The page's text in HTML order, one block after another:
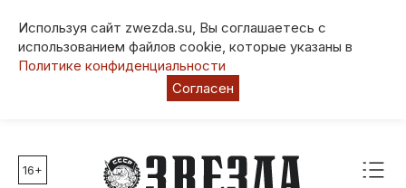
Используя сайт zwezda.su, Вы соглашаетесь с
использованием файлов cookie, которые указаны в
Политике конфиденциальности
Согласен
Главные темы
16+